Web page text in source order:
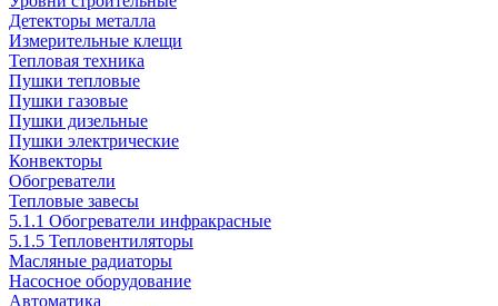
Детекторы металла
Измерительные клещи
Тепловая техника
Пушки тепловые
Пушки газовые
Пушки дизельные
Пушки электрические
Конвекторы
Обогреватели
Тепловые завесы
5.1.1 Обогреватели инфракрасные
5.1.5 Тепловентиляторы
Масляные радиаторы
Насосное оборудование
Автоматика